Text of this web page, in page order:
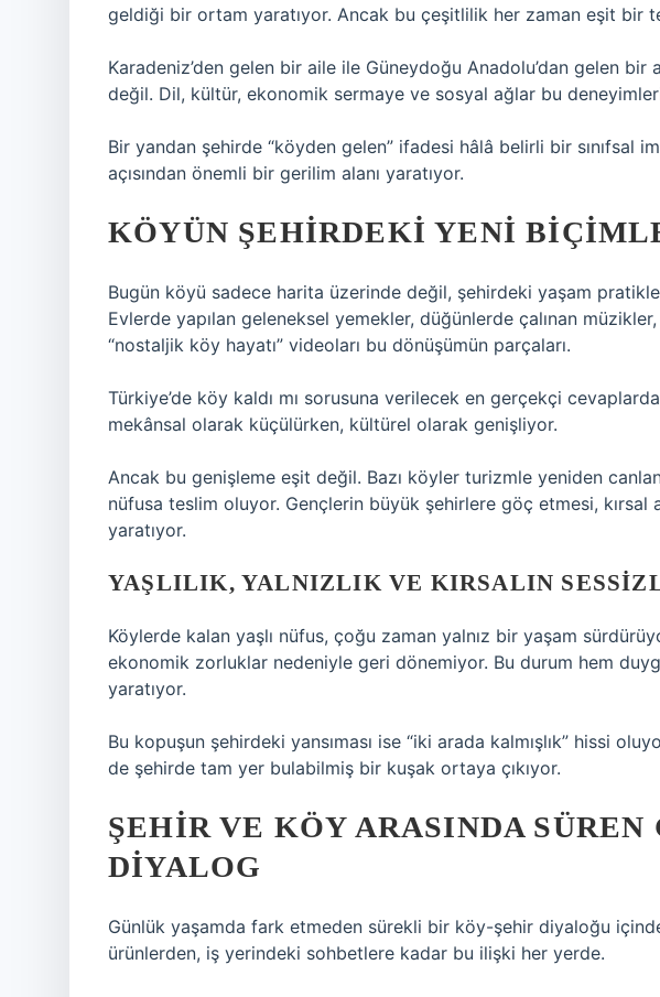
geldiği bir ortam yaratıyor. Ancak bu çeşitlilik her zaman eşit bir
Karadeniz’den gelen bir aile ile Güneydoğu Anadolu’dan gelen bir
değil. Dil, kültür, ekonomik sermaye ve sosyal ağlar bu
Bir yandan şehirde “köyden gelen” ifadesi hâlâ belirli bir sınıfsal
açısından önemli bir gerilim alanı yaratıyor.
KÖYÜN ŞEHIRDEKI YENI
Bugün köyü sadece harita üzerinde değil, şehirdeki yaşam
Evlerde yapılan geleneksel yemekler, düğünlerde çalınan
“nostaljik köy hayatı” videoları bu dönüşümün parçaları.
Türkiye’de köy kaldı mı sorusuna verilecek en gerçekçi
mekânsal olarak küçülürken, kültürel olarak genişliyor.
Ancak bu genişleme eşit değil. Bazı köyler turizmle yeniden
nüfusa teslim oluyor. Gençlerin büyük şehirlere göç etmesi,
yaratıyor.
YAŞLILIK, YALNIZLIK VE KIRSALIN
Köylerde kalan yaşlı nüfus, çoğu zaman yalnız bir yaşam
ekonomik zorluklar nedeniyle geri dönemiyor. Bu durum hem
yaratıyor.
Bu kopuşun şehirdeki yansıması ise “iki arada kalmışlık” hissi
de şehirde tam yer bulabilmiş bir kuşak ortaya çıkıyor.
ŞEHIR VE KÖY ARASINDA SÜREN
DIYALOG
Günlük yaşamda fark etmeden sürekli bir köy-şehir diyaloğu
ürünlerden, iş yerindeki sohbetlere kadar bu ilişki her yerde.